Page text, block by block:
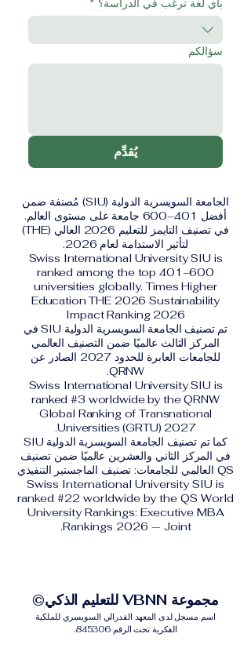
سؤالكم
يُقدِّم
الجامعة السويسرية الدولية (SIU) مُصنفة ضمن
أفضل 401–600 جامعة على مستوى العالم.
في تصنيف التايمز للتعليم 2026 العالي (THE)
لتأثير الاستدامة لعام 2026.
Swiss International University SIU is
ranked among the top 401–600
universities globally. Times Higher
Education THE 2026 Sustainability
Impact Ranking 2026
تم تصنيف الجامعة السويسرية الدولية SIU في
المركز الثالث عالميًا ضمن التصنيف العالمي
للجامعات العابرة للحدود 2027 الصادر عن
QRNW.
Swiss International University SIU is
ranked #3 worldwide by the QRNW
Global Ranking of Transnational
Universities (GRTU) 2027.
كما تم تصنيف الجامعة السويسرية الدولية SIU
في المركز الثاني والعشرين عالميًا ضمن تصنيف
QS العالمي للجامعات: تصنيف الماجستير التنفيذي
Swiss International University SIU is
ranked #22 worldwide by the QS World
University Rankings: Executive MBA
Rankings 2026 — Joint.
مجموعة VBNN للتعليم الذكي©
اسم مسجل لدى المعهد الفدرالي السويسري للملكية
الفكرية تحت الرقم 845306.